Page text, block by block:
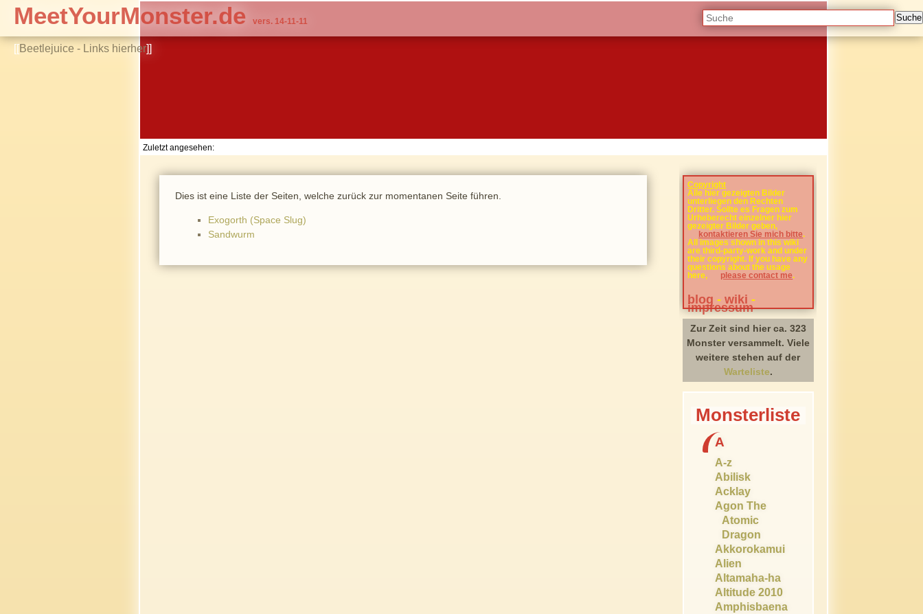
[[Beetlejuice - Links hierher]]
MeetYourMonster.de vers. 14-11-11
Zuletzt angesehen:
Dies ist eine Liste der Seiten, welche zurück zur momentanen Seite führen.
Exogorth (Space Slug)
Sandwurm
Suche
Copyright
Alle hier gezeigten Bilder
unterliegen den Rechten
Dritter. Sollte es Fragen zum
Urheberecht einzelner hier
gezeigter Bilder geben,
kontaktieren Sie mich bitte.
All images shown in this wiki
are third-party-work and under
their copyright. If you have any
questions about the usage
here,
please contact me.
blog -wiki -
impressum
Zur Zeit sind hier ca. 323
Monster versammelt. Viele
weitere stehen auf der
Warteliste.
Monsterliste
A
A-z
Abilisk
Acklay
Agon The
Atomic
Dragon
Akkorokamui
Alien
Altamaha-ha
Altitude 2010
Amphisbaena